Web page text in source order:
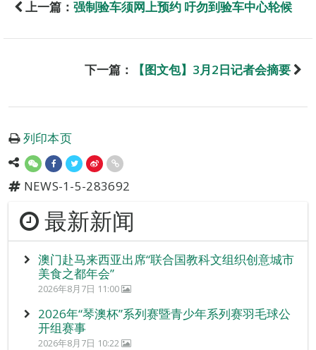
上一篇： 强制验车须网上预约 吁勿到验车中心轮候
下一篇： 【图文包】3月2日记者会摘要
列印本页
NEWS-1-5-283692
最新新闻
澳门赴马来西亚出席“联合国教科文组织创意城市
美食之都年会”
2026年8月7日 11:00
2026年“琴澳杯”系列赛暨青少年系列赛羽毛球公
开组赛事
2026年8月7日 10:22